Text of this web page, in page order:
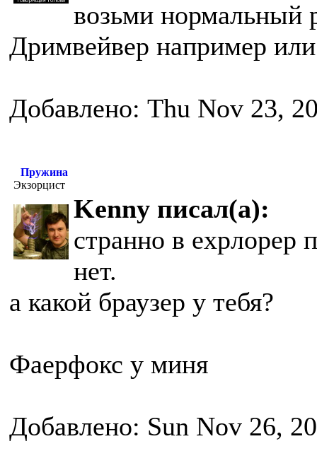
возьми нормальный
Дримвейвер например
Добавлено: Thu Nov 23,
Пружина
Экзорцист
Kenny писал(а):
странно в ехрлорер
нет.
а какой браузер у тебя?
Фаерфокс у миня
Добавлено: Sun Nov 26,